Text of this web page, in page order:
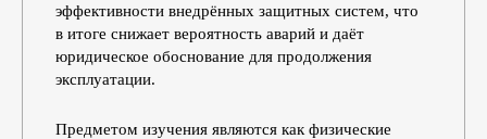
эффективности внедрённых защитных систем, что
в итоге снижает вероятность аварий и даёт
юридическое обоснование для продолжения
эксплуатации.
Предметом изучения являются как физические